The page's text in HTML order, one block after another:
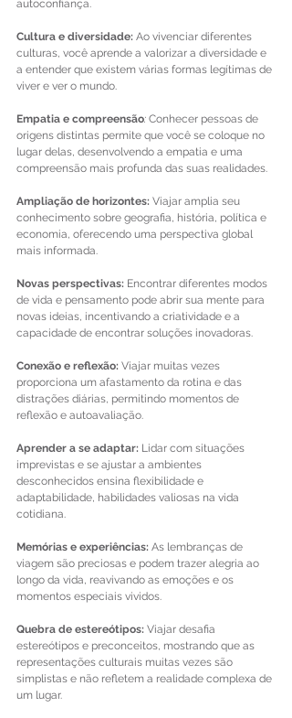
autoconfiança.
Cultura e diversidade: Ao vivenciar diferentes
culturas, você aprende a valorizar a diversidade e
a entender que existem várias formas legítimas de
viver e ver o mundo.
Empatia e compreensão: Conhecer pessoas de
origens distintas permite que você se coloque no
lugar delas, desenvolvendo a empatia e uma
compreensão mais profunda das suas realidades.
Ampliação de horizontes: Viajar amplia seu
conhecimento sobre geografia, história, política e
economia, oferecendo uma perspectiva global
mais informada.
Novas perspectivas: Encontrar diferentes modos
de vida e pensamento pode abrir sua mente para
novas ideias, incentivando a criatividade e a
capacidade de encontrar soluções inovadoras.
Conexão e reflexão: Viajar muitas vezes
proporciona um afastamento da rotina e das
distrações diárias, permitindo momentos de
reflexão e autoavaliação.
Aprender a se adaptar: Lidar com situações
imprevistas e se ajustar a ambientes
desconhecidos ensina flexibilidade e
adaptabilidade, habilidades valiosas na vida
cotidiana.
Memórias e experiências: As lembranças de
viagem são preciosas e podem trazer alegria ao
longo da vida, reavivando as emoções e os
momentos especiais vividos.
Quebra de estereótipos: Viajar desafia
estereótipos e preconceitos, mostrando que as
representações culturais muitas vezes são
simplistas e não refletem a realidade complexa de
um lugar.